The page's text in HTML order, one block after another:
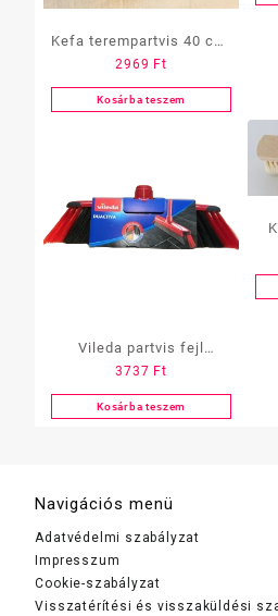
Kefa terempartvis 40 cm-
es /lószőr/
2969 Ft
Kosárba teszem
Vileda partvis fejl
DuActiva
3737 Ft
Kosárba teszem
Navigációs menü
Adatvédelmi szabályzat
Impresszum
Cookie-szabályzat
Visszatérítési és visszaküldési